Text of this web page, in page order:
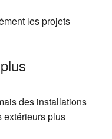
les projets
des installations
extérieurs plus